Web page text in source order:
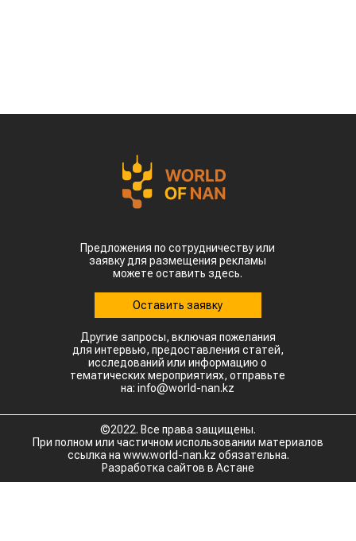
Предложения по сотрудничеству или
заявку для размещения рекламы
можете оставить здесь.
Оставить заявку
Другие запросы, включая пожелания
для интервью, предоставления статей,
исследований или информацию о
тематических мероприятиях, отправьте
на: info@world-nan.kz
©2022. Все права защищены.
При полном или частичном использовании материалов
ссылка на www.world-nan.kz обязательна.
Разработка сайтов в Астане